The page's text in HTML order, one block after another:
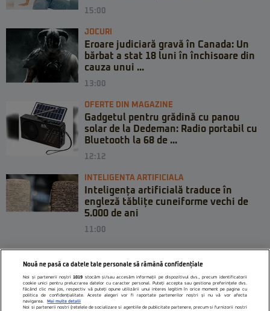
15:00
JOCURI
Eroare judiciară gravă în Canada: Un
bărbat a stat 18 luni în închisoare din
cauza unui ...
13:00
OFERTE DIN MAGAZINE
Gadgetul pentru grădină cu panou
solar de la Dedeman: Radio portabil cu
Bluetooth la 68 de ...
12:12
INTELIGENTA ARTIFICIALA
Inteligența artificială traduce în
engleză tăblițe cuneiforme vechi de
5.000 de ani
11:00
Nouă ne pasă ca datele tale personale să rămână confidențiale
Noi și partenerii noștri1019 stocăm și/sau accesăm informații pe dispozitivul dvs., precum identificatorii
cookie unici pentru prelucrarea datelor cu caracter personal. Puteți accepta sau gestiona preferințele dvs.
făcând clic mai jos, respectiv vă puteți opune utilizării unui interes legitim în orice moment pe pagina cu
politica de confidențialitate. Aceste alegeri vor fi raportate partenerilor noștri și nu vă vor afecta
navigarea.
Mai multe detalii
Noi si partenerii nostri (retelele de socializare si agentiile de publicitate partenere, precum si furnizorii nostri